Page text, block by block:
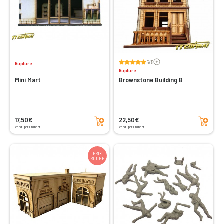
Rupture
Mini Mart
17,50€
Vendu par Philibert
Ajouter au panier
5/5Voir les avis
Rupture
Brownstone Building B
22,50€
Vendu par Philibert
Ajouter au panier
PRIX
ROUGE